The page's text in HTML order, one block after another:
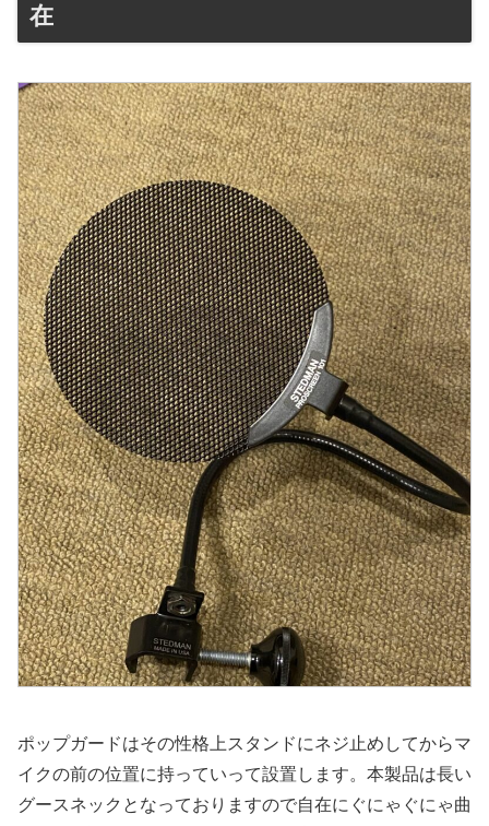
在
ポップガードはその性格上スタンドにネジ止めしてからマ
イクの前の位置に持っていって設置します。本製品は長い
グースネックとなっておりますので自在にぐにゃぐにゃ曲